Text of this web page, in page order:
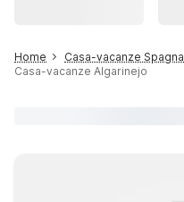
Home Casa-vacanze Spagna
Casa-vacanze Algarinejo